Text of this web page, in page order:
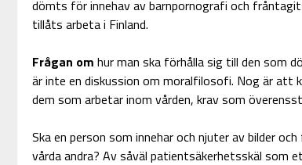
dömts för innehav av barnpornografi och
tillåts arbeta i Finland.
Frågan om hur man ska förhålla sig till den som
är inte en diskussion om moralfilosofi. Nog är
dem som arbetar inom vården, krav som
Ska en person som innehar och njuter av bilder
vårda andra? Av såväl patientsäkerhetsskäl som